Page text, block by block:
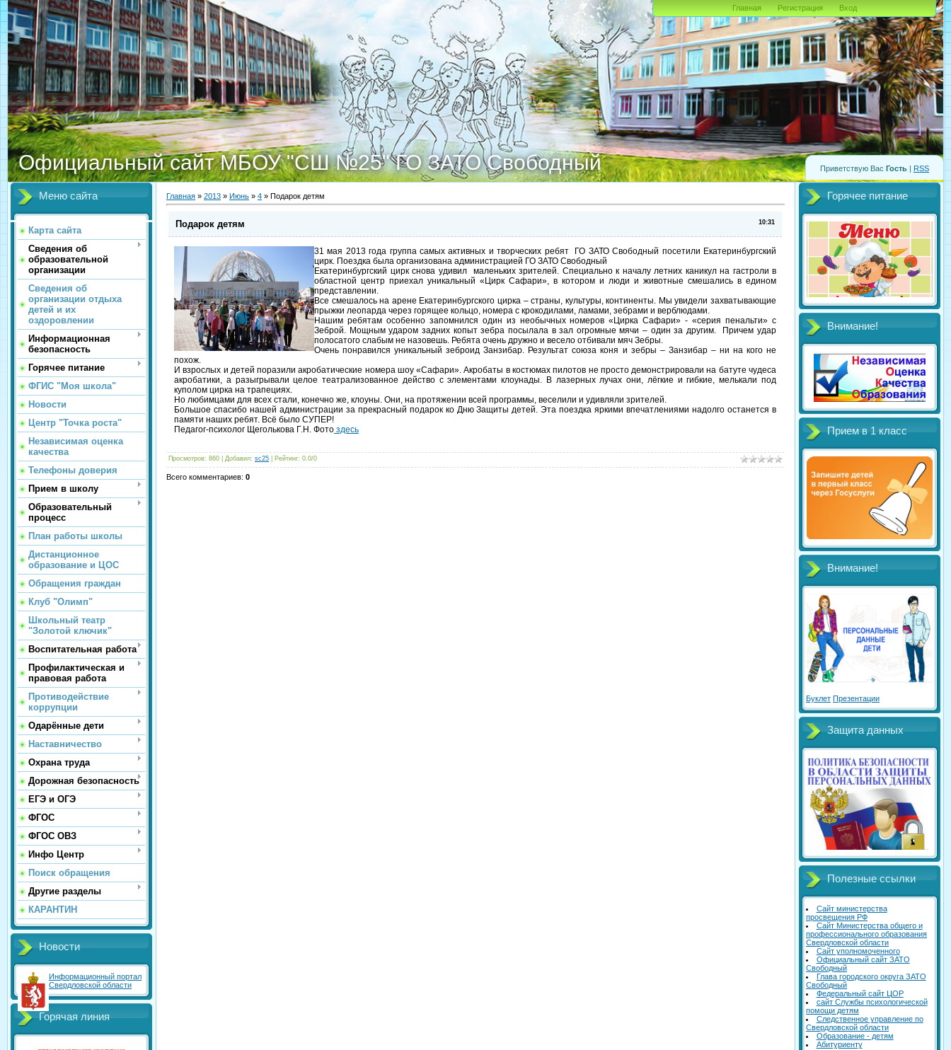
Приветствую Вас Гость | RSS
Официальный сайт МБОУ "СШ №25" ГО ЗАТО Свободный
Главная Регистрация Вход
Меню сайта
Карта сайта
Сведения об
образовательной
организации
Сведения об
организации отдыха
детей и их
оздоровлении
Информационная
безопасность
Горячее питание
ФГИС "Моя школа"
Новости
Центр "Точка роста"
Независимая оценка
качества
Телефоны доверия
Прием в школу
Образовательный
процесс
План работы школы
Дистанционное
образование и ЦОС
Обращения граждан
Клуб "Олимп"
Школьный театр
"Золотой ключик"
Воспитательная работа
Профилактическая и
правовая работа
Противодействие
коррупции
Одарённые дети
Наставничество
Охрана труда
Дорожная безопасность
ЕГЭ и ОГЭ
ФГОС
ФГОС ОВЗ
Инфо Центр
Поиск обращения
Другие разделы
КАРАНТИН
Новости
Информационный портал
Свердловской области
Горячая линия
Главная » 2013 » Июнь » 4 » Подарок детям
10:31
Подарок детям
31 мая 2013 года группа самых активных и творческих ребят ГО ЗАТО Свободный посетили Екатеринбургский
цирк. Поездка была организована администрацией ГО ЗАТО Свободный
Екатеринбургский цирк снова удивил маленьких зрителей. Специально к началу летних каникул на гастроли в
областной центр приехал уникальный «Цирк Сафари», в котором и люди и животные смешались в едином
представлении.
Все смешалось на арене Екатеринбургского цирка – страны, культуры, континенты. Мы увидели захватывающие
прыжки леопарда через горящее кольцо, номера с крокодилами, ламами, зебрами и верблюдами.
Нашим ребятам особенно запомнился один из необычных номеров «Цирка Сафари» - «серия пенальти» с
Зеброй. Мощным ударом задних копыт зебра посылала в зал огромные мячи – один за другим. Причем удар
полосатого слабым не назовешь. Ребята очень дружно и весело отбивали мяч Зебры.
Очень понравился уникальный зеброид Занзибар. Результат союза коня и зебры – Занзибар – ни на кого не
похож.
И взрослых и детей поразили акробатические номера шоу «Сафари». Акробаты в костюмах пилотов не просто демонстрировали на батуте чудеса
акробатики, а разыгрывали целое театрализованное действо с элементами клоунады. В лазерных лучах они, лёгкие и гибкие, мелькали под
куполом цирка на трапециях.
Но любимцами для всех стали, конечно же, клоуны. Они, на протяжении всей программы, веселили и удивляли зрителей.
Большое спасибо нашей администрации за прекрасный подарок ко Дню Защиты детей. Эта поездка яркими впечатлениями надолго останется в
памяти наших ребят. Всё было СУПЕР!
Педагог-психолог Щеголькова Г.Н. Фото здесь
Просмотров: 860 | Добавил: sc25 Рейтинг: 0.0/0
Всего комментариев: 0
Горячее питание
Внимание!
Прием в 1 класс
Внимание!
Буклет Презентации
Защита данных
Полезные ссылки
Сайт министерства
просвещения РФ
Сайт Министерства общего и
профессионального образования
Свердловской области
Сайт уполномоченного
Официальный сайт ЗАТО
Свободный
Глава городского округа ЗАТО
Свободный
Федеральный сайт ЦОР
сайт Службы психологической
помощи детям
Следственное управление по
Свердловской области
Образование - детям
Абитуриенту